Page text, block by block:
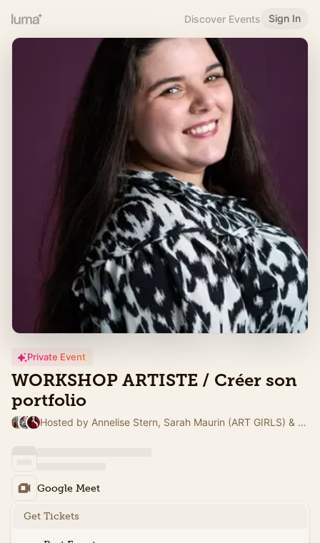
Discover Events Sign In
Private Event
WORKSHOP ARTISTE / Créer son
portfolio
Hosted by Annelise Stern, Sarah Maurin (ART GIRLS) & Annelise
Google Meet
Get Tickets